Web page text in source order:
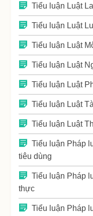
Tiểu luận Luật
Tiểu luận Luật
Tiểu luận Luật
Tiểu luận Luật
Tiểu luận Luật
Tiểu luận Luật
Tiểu luận Luật
Tiểu luận Pháp
tiêu dùng
Tiểu luận Pháp
thực
Tiểu luận Pháp